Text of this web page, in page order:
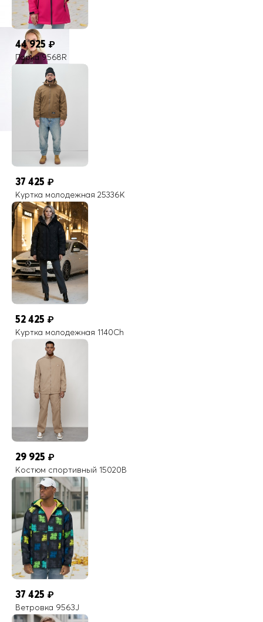
44 925 ₽
Парка 9568R
37 425 ₽
Куртка молодежная 25336K
52 425 ₽
Куртка молодежная 1140Ch
29 925 ₽
Костюм спортивный 15020B
37 425 ₽
Ветровка 9563J